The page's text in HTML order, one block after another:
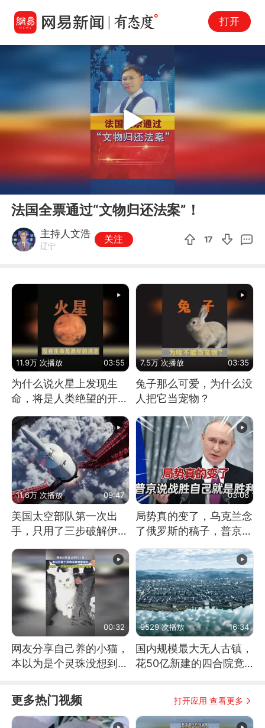
打开
00:00 01:23
Play
法国全票通过“文物归还法案”！
主持人文浩
辽宁
关注 17
11.9万 次播放 03:55
为什么说火星上发现生
命，将是人类绝望的开
始？
7.5万 次播放 03:35
兔子那么可爱，为什么没
人把它当宠物？
11.6万 次播放 09:47
美国太空部队第一次出
手，只用了三步破解伊朗
03:06
局势真的变了，乌克兰念
了俄罗斯的稿子，普京说
00:32
网友分享自己养的小猫，
本以为是个灵珠没想到是
9529 次播放 16:34
国内规模最大无人古镇，
花50亿新建的四合院竟
更多热门视频 打开应用 查看更多